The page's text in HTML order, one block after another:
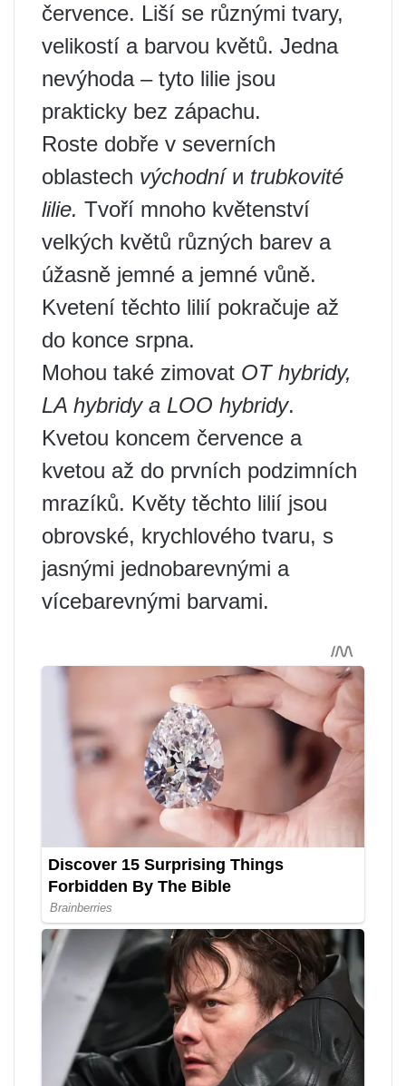
července. Liší se různými tvary,
velikostí a barvou květů. Jedna
nevýhoda – tyto lilie jsou
prakticky bez zápachu.
Roste dobře v severních
oblastech východníи trubkovité
lilie. Tvoří mnoho květenství
velkých květů různých barev a
úžasně jemné a jemné vůně.
Kvetení těchto lilií pokračuje až
do konce srpna.
Mohou také zimovat OT hybridy,
LA hybridy a LOO hybridy.
Kvetou koncem července a
kvetou až do prvních podzimních
mrazíků. Květy těchto lilií jsou
obrovské, krychlového tvaru, s
jasnými jednobarevnými a
vícebarevnými barvami.